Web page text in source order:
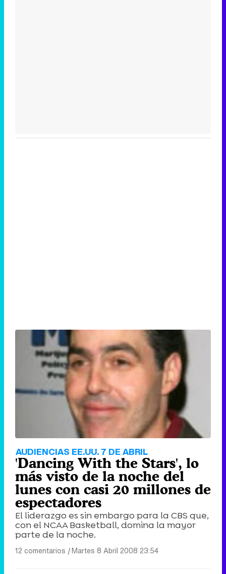
AUDIENCIAS EE.UU. 7 DE ABRIL
'Dancing With the Stars', lo
más visto de la noche del
lunes con casi 20 millones de
espectadores
El liderazgo es sin embargo para la CBS que,
con el NCAA Basketball, domina la mayor
parte de la noche.
12 comentarios |Martes 8 Abril 2008 23:54